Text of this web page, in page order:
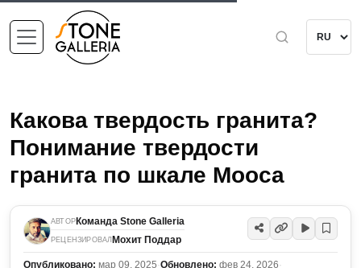
Какова твердость гранита?
Понимание твердости
гранита по шкале Мооса
АВТОР Команда Stone Galleria
РЕЦЕНЗИРОВАЛ Мохит Поддар
Опубликовано: мар 09, 2025·Обновлено: фев 24, 2026·